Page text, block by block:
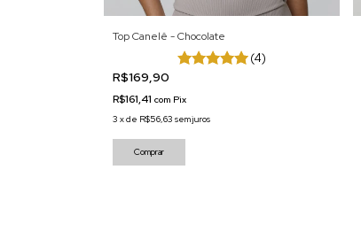
Top Canelê - Chocolate
(4)
R$169,90
R$161,41 com Pix
3 xde R$56,63 sem juros
Comprar